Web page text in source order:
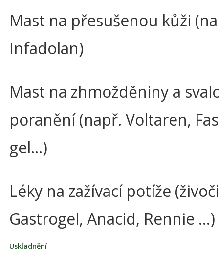
Mast na přesušenou kůži
Infadolan)
Mast na zhmožděniny a
poranění (např. Voltaren,
gel…)
Léky na zažívací potíže
Gastrogel, Anacid, Rennie …)
Uskladnění